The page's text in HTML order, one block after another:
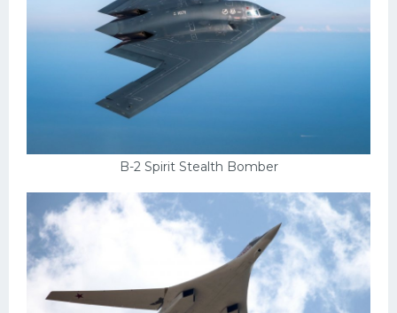
B-2 Spirit Stealth Bomber